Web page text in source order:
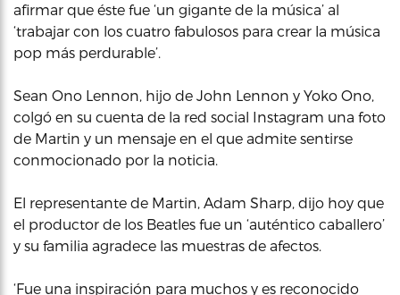
afirmar que éste fue ‘un gigante de la música’ al
‘trabajar con los cuatro fabulosos para crear la música
pop más perdurable’.
Sean Ono Lennon, hijo de John Lennon y Yoko Ono,
colgó en su cuenta de la red social Instagram una foto
de Martin y un mensaje en el que admite sentirse
conmocionado por la noticia.
El representante de Martin, Adam Sharp, dijo hoy que
el productor de los Beatles fue un ‘auténtico caballero’
y su familia agradece las muestras de afectos.
‘Fue una inspiración para muchos y es reconocido